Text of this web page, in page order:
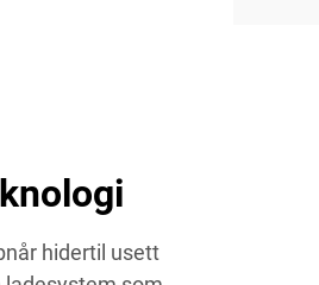
hidertil usett